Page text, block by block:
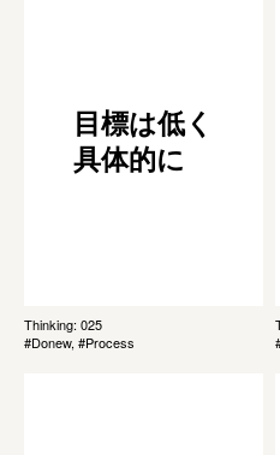
目標は低く
具体的に
Thinking: 025
#Donew, #Process